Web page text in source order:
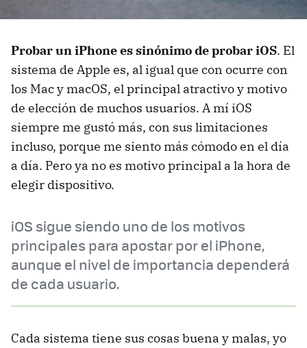
Probar un iPhone es sinónimo de probar iOS. El
sistema de Apple es, al igual que con ocurre con
los Mac y macOS, el principal atractivo y motivo
de elección de muchos usuarios. A mí iOS
siempre me gustó más, con sus limitaciones
incluso, porque me siento más cómodo en el día
a día. Pero ya no es motivo principal a la hora de
elegir dispositivo.
iOS sigue siendo uno de los motivos
principales para apostar por el iPhone,
aunque el nivel de importancia dependerá
de cada usuario.
Cada sistema tiene sus cosas buena y malas, yo